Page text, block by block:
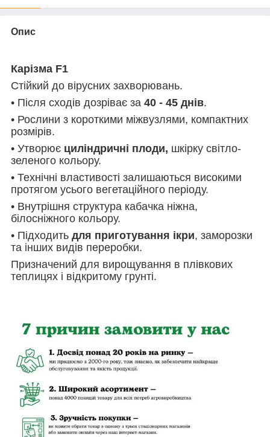
Опис
Карізма F1
Стійкий до вірусних захворювань.
• Після сходів дозріває за 40 - 45 днів.
• Рослини з короткими міжвузлями, компактних
розмірів.
• Утворює циліндричні плоди, шкірку світло-
зеленого кольору.
• Технічні властивості залишаються високими
протягом усього вегетаційного періоду.
• Внутрішня структура кабачка ніжна,
білосніжного кольору.
• Підходить для приготування ікри, заморозки
та інших видів переробки.
Призначений для вирощування в плівкових
теплицях і відкритому грунті.